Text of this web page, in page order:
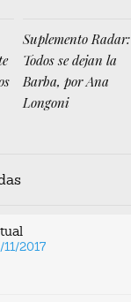
Suplemento Radar:
Todos se dejan la
Barba, por Ana
Longoni
11/2017